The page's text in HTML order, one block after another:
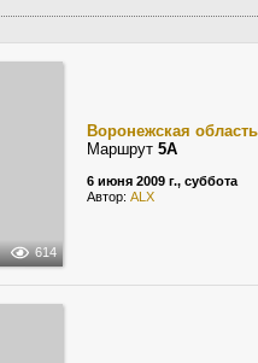
614
Воронежская область
Маршрут 5А
6 июня 2009 г., суббота
Автор: ALX